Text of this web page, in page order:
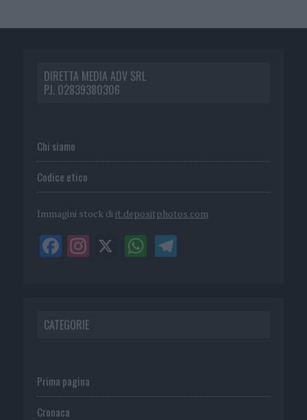
DIRETTA MEDIA ADV SRL
P.I. 02839380306
Chi siamo
Codice etico
Immagini stock di it.depositphotos.com
CATEGORIE
Prima pagina
Cronaca